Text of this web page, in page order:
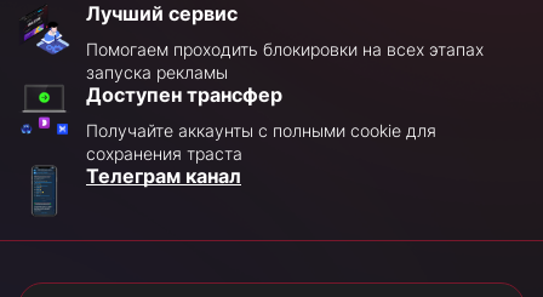
Лучший сервис
Помогаем проходить блокировки на всех этапах
запуска рекламы
Доступен трансфер
Получайте аккаунты с полными cookie для
сохранения траста
Телеграм канал